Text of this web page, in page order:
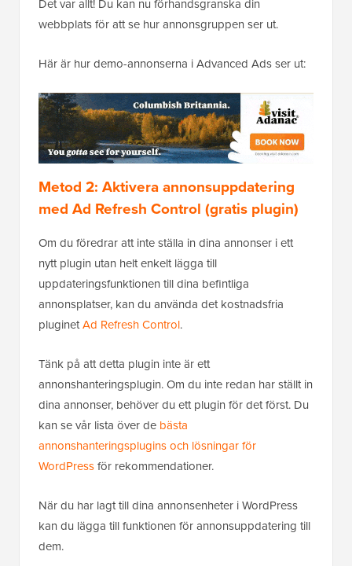
Det var allt! Du kan nu förhandsgranska din
webbplats för att se hur annonsgruppen ser ut.
Här är hur demo-annonserna i Advanced Ads ser ut:
Metod 2: Aktivera annonsuppdatering
med Ad Refresh Control (gratis plugin)
Om du föredrar att inte ställa in dina annonser i ett
nytt plugin utan helt enkelt lägga till
uppdateringsfunktionen till dina befintliga
annonsplatser, kan du använda det kostnadsfria
pluginetAd Refresh Control.
Tänk på att detta plugin inte är ett
annonshanteringsplugin. Om du inte redan har ställt in
dina annonser, behöver du ett plugin för det först. Du
kan se vår lista över de bästa
annonshanteringsplugins och lösningar för
WordPressför rekommendationer.
När du har lagt till dina annonsenheter i WordPress
kan du lägga till funktionen för annonsuppdatering till
dem.